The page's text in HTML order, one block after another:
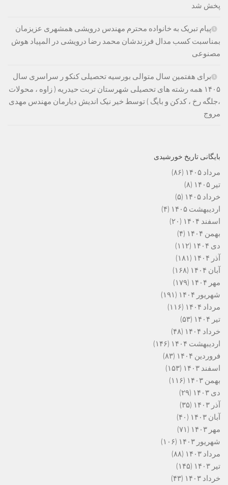
پخش شد
پیام تبریک به خانواده محترم مهندس درویشی همشهری عزیزمان
بمناسبت کسب مدال فرزندشان محمد رضا درویشی در المپیاد هوش
مصنوعی
برای هفتمین سال متوالی بورسیه تحصیلی کنکو ر سراسری سال
۱۴۰۵ همه رشته های تحصیلی شهرستان تربت حیدریه ( زاوه ، محولات
،جلگه رخ ، کدکن و بایگ ) توسط خیر نیک اندیش دیارمان مهندس مهدی
مروج
بایگانی تاریخ خورشیدی
مرداد ۱۴۰۵
(۸۶)
تیر ۱۴۰۵
(۸)
خرداد ۱۴۰۵
(۵)
اردیبهشت ۱۴۰۵
(۴)
اسفند ۱۴۰۴
(۲۰)
بهمن ۱۴۰۴
(۴)
دی ۱۴۰۴
(۱۱۲)
آذر ۱۴۰۴
(۱۸۱)
آبان ۱۴۰۴
(۱۶۸)
مهر ۱۴۰۴
(۱۷۹)
شهریور ۱۴۰۴
(۱۹۱)
مرداد ۱۴۰۴
(۱۱۶)
تیر ۱۴۰۴
(۵۳)
خرداد ۱۴۰۴
(۴۸)
اردیبهشت ۱۴۰۴
(۱۴۶)
فروردین ۱۴۰۴
(۸۳)
اسفند ۱۴۰۳
(۱۵۳)
بهمن ۱۴۰۳
(۱۱۶)
دی ۱۴۰۳
(۲۹)
آذر ۱۴۰۳
(۳۵)
آبان ۱۴۰۳
(۴۰)
مهر ۱۴۰۳
(۷۱)
شهریور ۱۴۰۳
(۱۰۶)
مرداد ۱۴۰۳
(۸۸)
تیر ۱۴۰۳
(۱۴۵)
خرداد ۱۴۰۳
(۴۳)